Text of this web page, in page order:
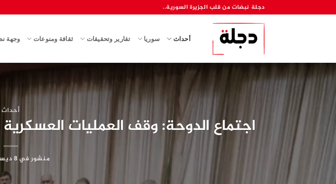
للمحتوى
دجلة نبضات من قلب الجزيرة السورية..
أحداث سوريا تقارير وتحقيقات ثقافة ومنوعات وجهة
أحداث
اجتماع الدوحة: وقف العمليات
منشور في8 ديسمبر، 2024